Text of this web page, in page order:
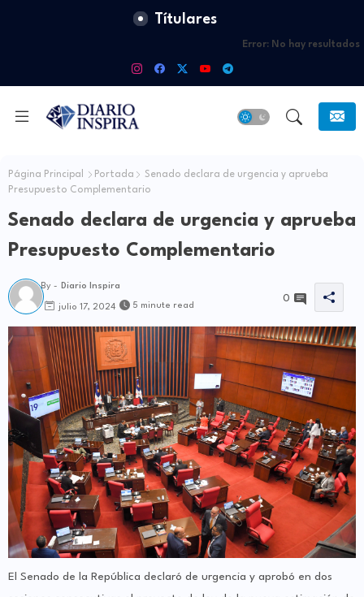
Títulares
Error: No hay resultados
Página Principal Portada
Senado declara de urgencia y aprueba
Presupuesto Complementario
Senado declara de urgencia y aprueba
Presupuesto Complementario
By - Diario Inspira
julio 17, 2024 5 minute read
0
El Senado de la República declaró de urgencia y aprobó en dos